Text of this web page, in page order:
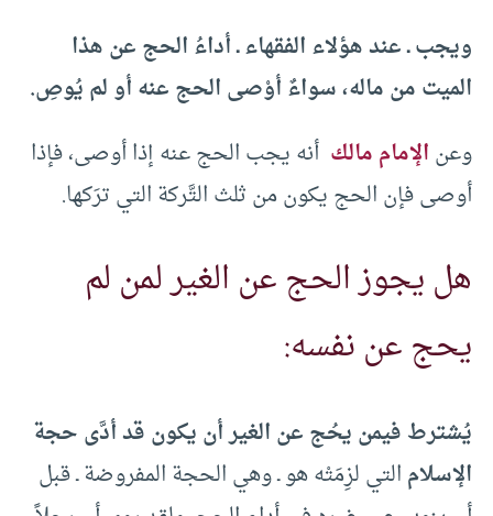
ويجب ـ عند هؤلاء الفقهاء ـ أداءُ الحج عن هذا
الميت من ماله، سواءٌ أوْصى الحج عنه أو لم يُوصِ.
وعنالإمام مالك أنه يجب الحج عنه إذا أوصى، فإذا
أوصى فإن الحج يكون من ثلث التَّركة التي ترَكها.
هل يجوز الحج عن الغير لمن لم
يحج عن نفسه:
يُشترط فيمن يحُج عن الغير أن يكون قد أدَّى حجة
الإسلامالتي لزِمَتْه هو ـ وهي الحجة المفروضة ـ قبل